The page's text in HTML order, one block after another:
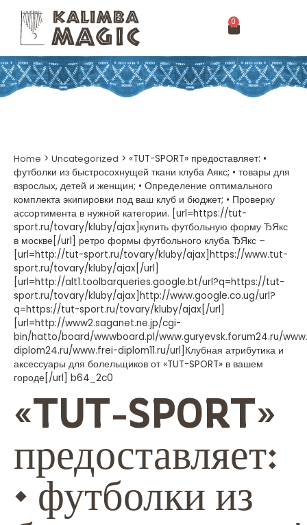
0
Home > Uncategorized > «TUT-SPORT» предоставляет: •
футболки из быстросохнущей ткани клуба Аякс; • товары для
взрослых, детей и женщин; • Определение оптимального
комплекта экипировки под ваш клуб и бюджет; • Проверку
ассортимента в нужной категории. [url=https://tut-
sport.ru/tovary/kluby/ajax]купить футбольную форму ЂЯкс
в москве[/url] ретро формы футбольного клуба ЂЯкс –
[url=http://tut-sport.ru/tovary/kluby/ajax]https://www.tut-
sport.ru/tovary/kluby/ajax[/url]
[url=http://alt1.toolbarqueries.google.bt/url?q=https://tut-
sport.ru/tovary/kluby/ajax]http://www.google.co.ug/url?
q=https://tut-sport.ru/tovary/kluby/ajax[/url]
[url=http://www2.saganet.ne.jp/cgi-
bin/hatto/board/wwwboard.pl/www.guryevsk.forum24.ru/
diplom24.ru/www.frei-diplom11.ru/url]Клубная атрибутика и
аксессуары для болельщиков от «TUT-SPORT» в вашем
городе[/url] b64_2c0
«TUT-SPORT»
предоставляет:
• футболки из